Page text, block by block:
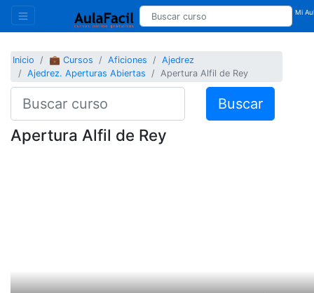
Mi
Inicio 💼 Cursos Aficiones
Ajedrez
Ajedrez. Aperturas Abiertas
Apertura Alfil de Rey
Buscar
Apertura Alfil de Rey